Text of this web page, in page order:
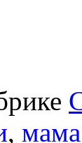
, мама